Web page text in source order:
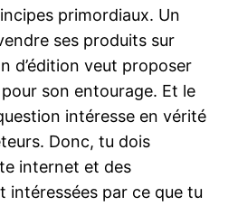
primordiaux. Un
ses produits sur
d’édition veut proposer
son entourage. Et le
intéresse en vérité
Donc, tu dois
internet et des
intéressées par ce que tu